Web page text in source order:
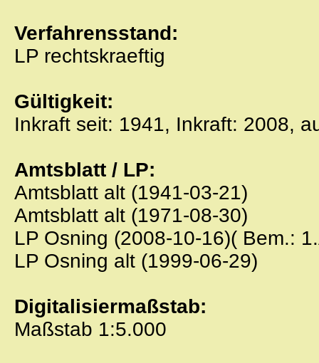
Verfahrensstand:
LP rechtskraeftig
Gültigkeit:
Inkraft seit: 1941, Inkraft: 2008,
Amtsblatt / LP:
Amtsblatt alt (1941-03-21)
Amtsblatt alt (1971-08-30)
LP Osning (2008-10-16)( Bem.:
LP Osning alt (1999-06-29)
Digitalisiermaßstab:
Maßstab 1:5.000